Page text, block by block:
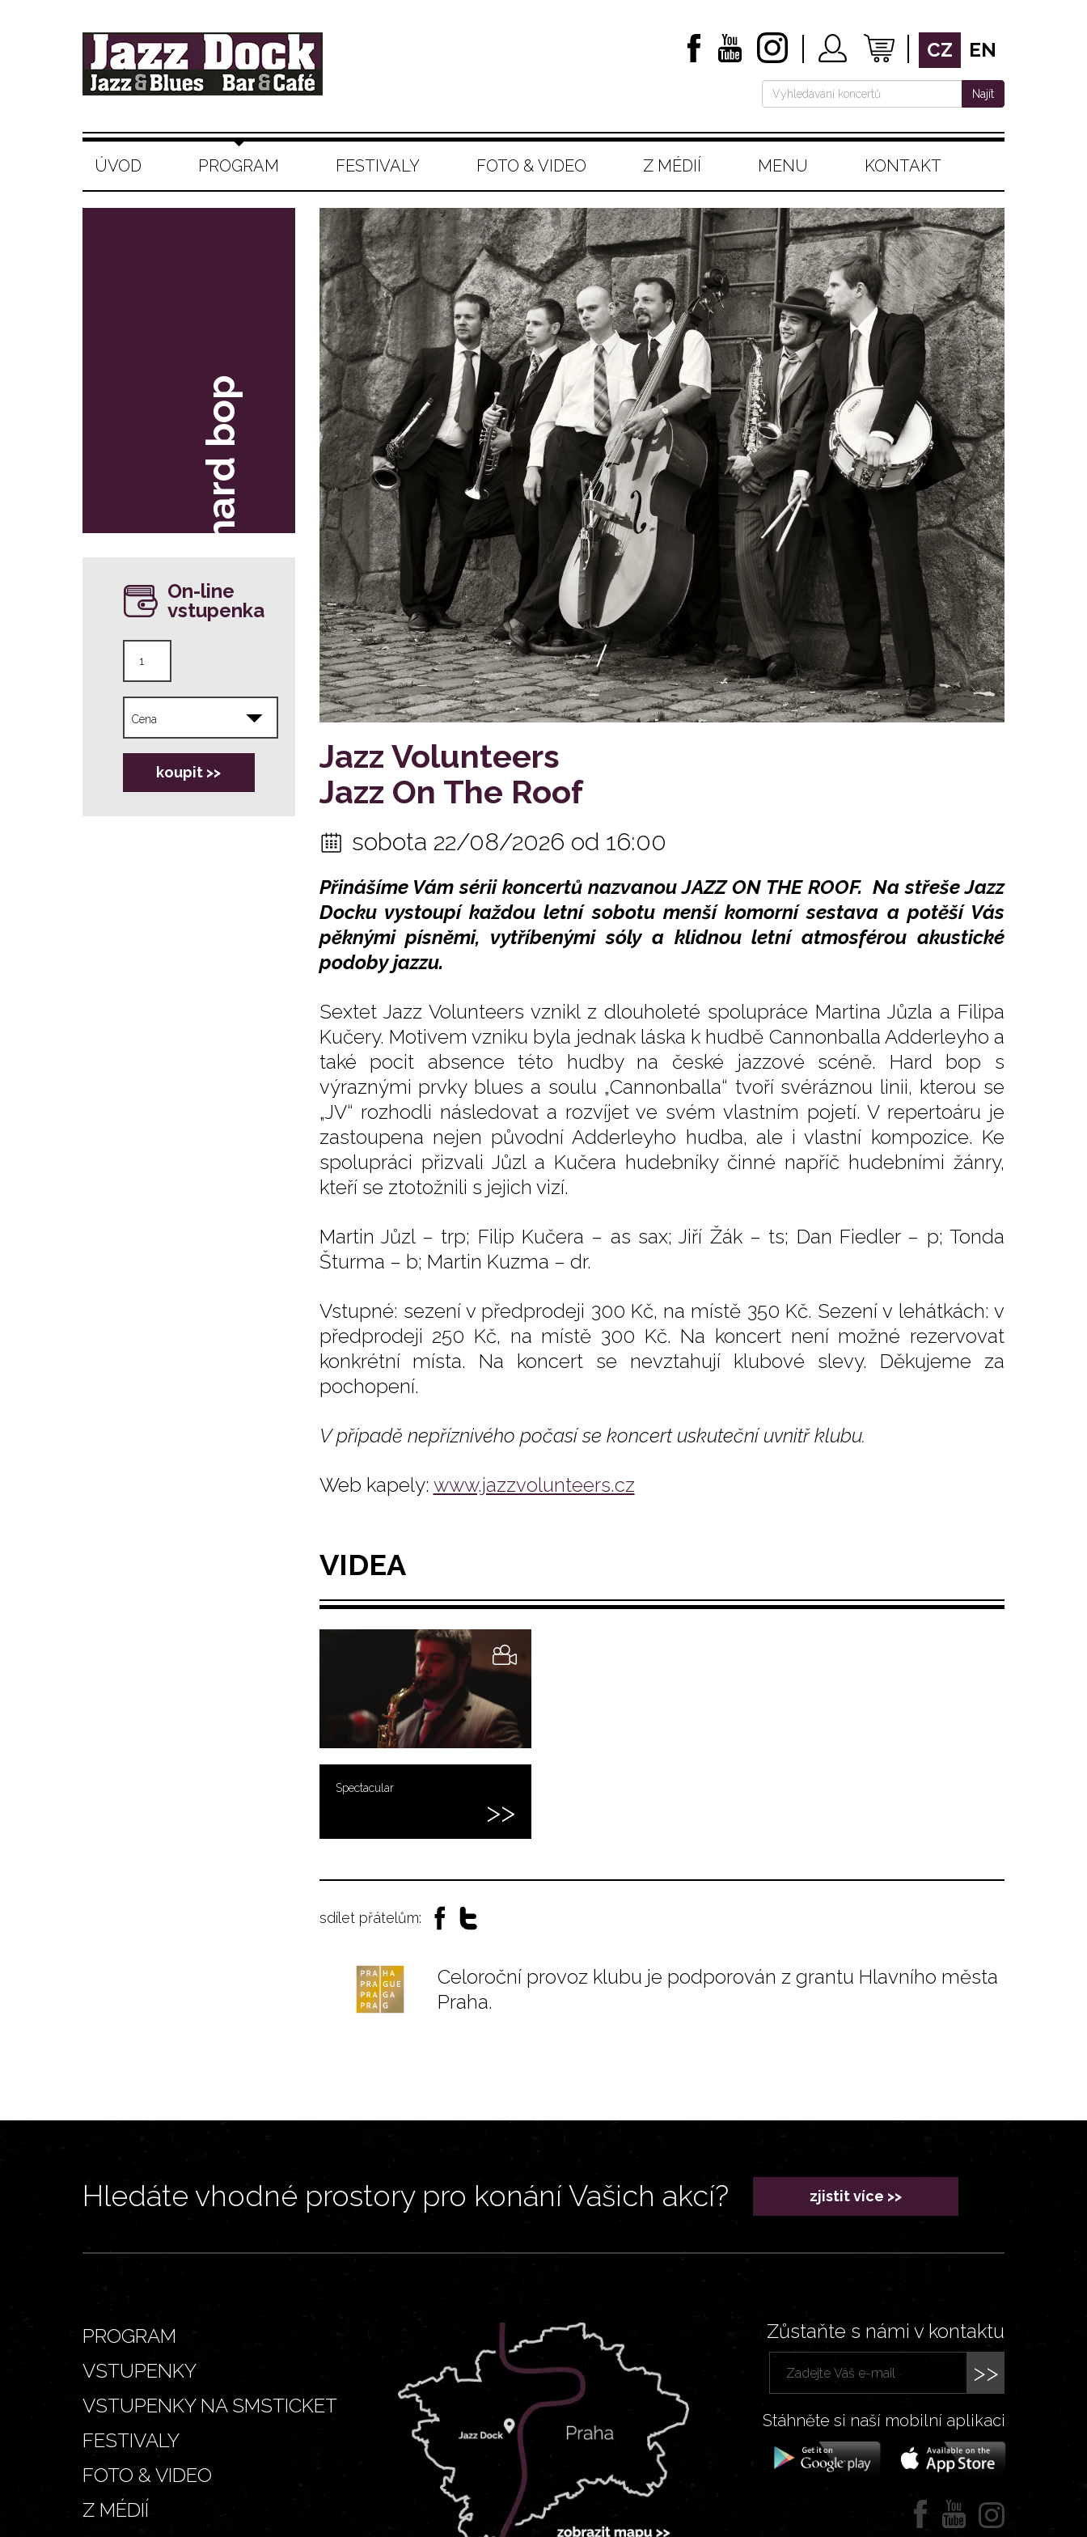
CZ EN
Najít
ÚVOD PROGRAM FESTIVALY FOTO & VIDEO Z MÉDIÍ MENU KONTAKT
Jazz Volunteers
Jazz On The Roof
sobota 22/08/2026 od 16:00
Přinášíme Vám sérii koncertů nazvanou JAZZ ON THE ROOF. Na střeše Jazz
Docku vystoupí každou letní sobotu menší komorní sestava a potěší Vás
pěknými písněmi, vytříbenými sóly a klidnou letní atmosférou akustické
podoby jazzu.
Sextet Jazz Volunteers vznikl z dlouholeté spolupráce Martina Jůzla a Filipa
Kučery. Motivem vzniku byla jednak láska k hudbě Cannonballa Adderleyho a
také pocit absence této hudby na české jazzové scéně. Hard bop s
výraznými prvky blues a soulu „Cannonballa“ tvoří svéráznou linii, kterou se
„JV“ rozhodli následovat a rozvíjet ve svém vlastním pojetí. V repertoáru je
zastoupena nejen původní Adderleyho hudba, ale i vlastní kompozice. Ke
spolupráci přizvali Jůzl a Kučera hudebníky činné napříč hudebními žánry,
kteří se ztotožnili s jejich vizí.
Martin Jůzl – trp; Filip Kučera – as sax; Jiří Žák – ts; Dan Fiedler – p; Tonda
Šturma – b; Martin Kuzma – dr.
Vstupné: sezení v předprodeji 300 Kč, na místě 350 Kč. Sezení v lehátkách: v
předprodeji 250 Kč, na místě 300 Kč. Na koncert není možné rezervovat
konkrétní místa. Na koncert se nevztahují klubové slevy. Děkujeme za
pochopení.
V případě nepříznivého počasí se koncert uskuteční uvnitř klubu.
Web kapely: www.jazzvolunteers.cz
hard bop
On-line
vstupenka
koupit >>
VIDEA
Spectacular
sdílet přátelům:
Celoroční provoz klubu je podporován z grantu Hlavního města
Praha.
Hledáte vhodné prostory pro konání Vašich akcí? zjistit více >>
PROGRAM
VSTUPENKY
VSTUPENKY NA SMSTICKET
FESTIVALY
FOTO & VIDEO
Z MÉDIÍ
Zůstaňte s námi v kontaktu
>>
Stáhněte si naší mobilní aplikaci